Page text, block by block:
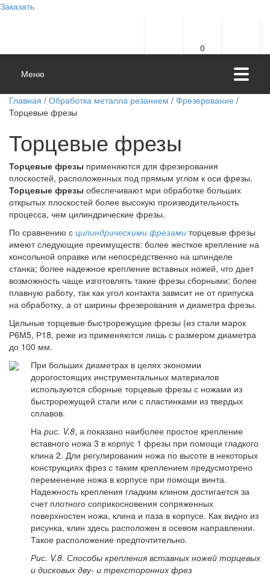
Заказать
0
Меню
Главная / Обработка металла резанием / Фрезерование /
Торцевые фрезы
Торцевые фрезы
Торцевые фрезы применяются для фрезерования
плоскостей, расположенных под прямым углом к оси фрезы.
Торцевые фрезы обеспечивают мри обработке больших
открытых плоскостей более высокую производительность
процесса, чем цилиндрические фрезы.
По сравнению с цилиндрическими фрезами торцевые фрезы
имеют следующие преимуществ: более жесткое крепление на
консольной оправке или непосредственно на шпинделе
станка; более надежное крепление вставных ножей, что дает
возможность чаще изготовлять такие фрезы сборными; более
плавную работу, так как угол контакта зависит не от припуска
на обработку, а от ширины фрезерования и диаметра фрезы.
Цельные торцевые быстрорежущие фрезы (из стали марок
Р6М5, Р18, реже из применяются лишь с размером диаметра
до 100 мм.
При больших диаметрах в целях экономии
дорогостоящих инструментальных материалов
используются сборные торцевые фрезы с ножами из
быстрорежущей стали или с пластинками из твердых
сплавов.
На рис. V.8, а показано наиболее простое крепление
вставного ножа 3 в корпус 1 фрезы при помощи гладкого
клина 2. Дли регулирования ножа по высоте в некоторых
конструкциях фрез с таким креплением предусмотрено
переменение ножа в корпусе при помощи винта.
Надежность крепления гладким клином достигается за
счет плотного соприкосновения сопряженных
поверхностен ножа, клина и паза в корпусе. Как видно из
рисунка, клин здесь расположен в осевом направлении.
Такое расположение предпочтительно.
Рис. V.8. Способы крепления вставных ножей торцевых
и дисковых дву- и трехсторонних фрез